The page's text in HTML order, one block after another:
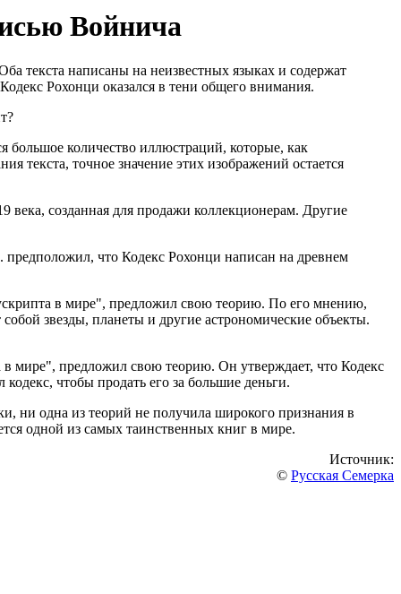
Войнича
текста написаны на неизвестных языках и содержат
Рохонци оказался в тени общего внимания.
количество иллюстраций, которые, как
текста, точное значение этих изображений остается
созданная для продажи коллекционерам. Другие
что Кодекс Рохонци написан на древнем
в мире", предложил свою теорию. По его мнению,
звезды, планеты и другие астрономические объекты.
в мире", предложил свою теорию. Он утверждает, что Кодекс
чтобы продать его за большие деньги.
ни одна из теорий не получила широкого признания в
одной из самых таинственных книг в мире.
Источник:
© Русская Семерка